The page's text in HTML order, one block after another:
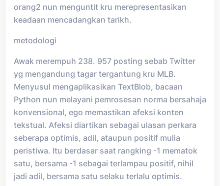
orang2 nun menguntit kru merepresentasikan
keadaan mencadangkan tarikh.
metodologi
Awak merempuh 238. 957 posting sebab Twitter
yg mengandung tagar tergantung kru MLB.
Menyusul mengaplikasikan TextBlob, bacaan
Python nun melayani pemrosesan norma bersahaja
konvensional, ego memastikan afeksi konten
tekstual. Afeksi diartikan sebagai ulasan perkara
seberapa optimis, adil, ataupun positif mulia
peristiwa. Itu berdasar saat rangking -1 mematok
satu, bersama -1 sebagai terlampau positif, nihil
jadi adil, bersama satu selaku terlalu optimis.